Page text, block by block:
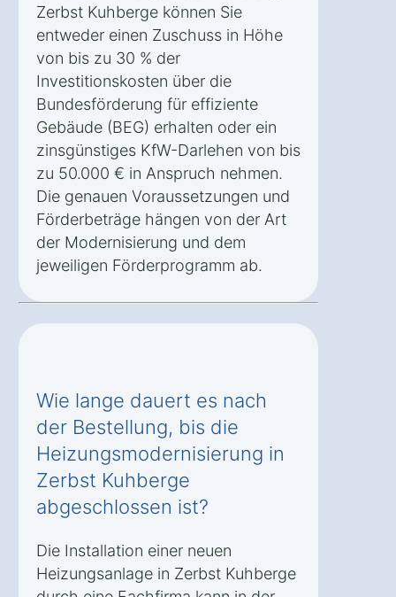
Zerbst Kuhberge können Sie
entweder einen Zuschuss in Höhe
von bis zu 30 % der
Investitionskosten über die
Bundesförderung für effiziente
Gebäude (BEG) erhalten oder ein
zinsgünstiges KfW-Darlehen von bis
zu 50.000 € in Anspruch nehmen.
Die genauen Voraussetzungen und
Förderbeträge hängen von der Art
der Modernisierung und dem
jeweiligen Förderprogramm ab.
Wie lange dauert es nach
der Bestellung, bis die
Heizungsmodernisierung in
Zerbst Kuhberge
abgeschlossen ist?
Die Installation einer neuen
Heizungsanlage in Zerbst Kuhberge